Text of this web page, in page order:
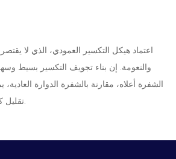
اعتماد هيكل التكسير العمودي، الذي لا
والنعومة. إن بناء تجويف التكسير بسيط
الشفرة أعلاه، مقارنة بالشفرة الدوارة العادية،